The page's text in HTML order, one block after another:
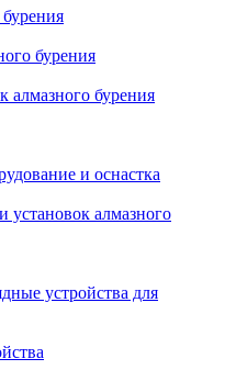
бурения
алмазного бурения
и оснастка
установок алмазного
устройства для